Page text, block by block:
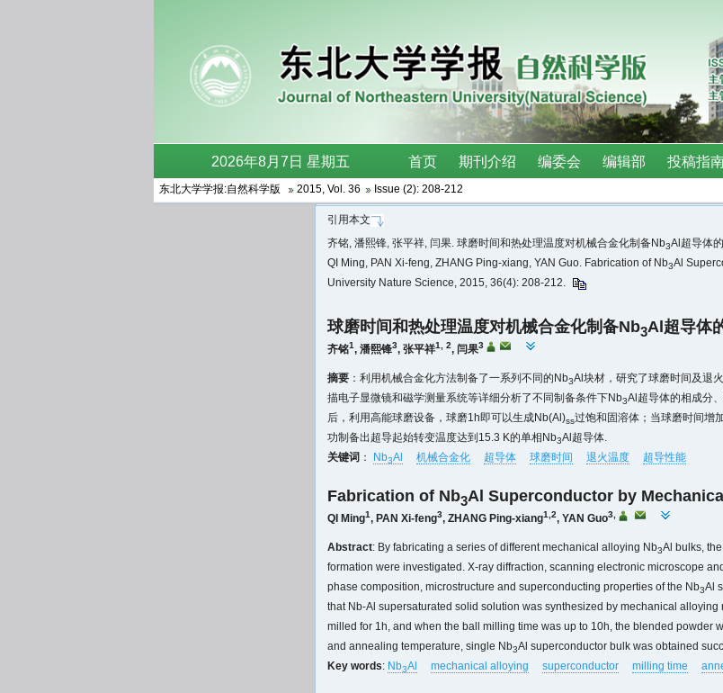
东北大学学报:自然科学版 2015, Vol. 36 Issue (2): 208-212
引用本文
齐铭, 潘熙锋, 张平祥, 闫果. 球磨时间和热处理温度对机械合金化制备Nb3Al超导体
QI Ming, PAN Xi-feng, ZHANG Ping-xiang, YAN Guo. Fabrication of Nb3Al
University Nature Science, 2015, 36(4): 208-212.
球磨时间和热处理温度对机械合金化制备Nb3Al超导体
齐铭1, 潘熙锋3, 张平祥1, 2, 闫果3
摘要 ：利用机械合金化方法制备了一系列不同的Nb3Al块材，研究了球磨时间及退
描电子显微镜和磁学测量系统等详细分析了不同制备条件下Nb3Al超导体的相成分
后，利用高能球磨设备，球磨1h即可以生成Nb(Al)ss过饱和固溶体；当球磨时间增
功制备出超导起始转变温度达到15.3 K的单相Nb3Al超导体.
关键词 ： Nb3Al 机械合金化 超导体 球磨时间 退火温度 超导性能
Fabrication of Nb3Al Superconductor by
QI Ming1, PAN Xi-feng3, ZHANG Ping-xiang1,2, YAN Guo3,
Abstract: By fabricating a series of different mechanical alloying Nb3Al bulks,
formation were investigated. X-ray diffraction, scanning electronic microscope
phase composition, microstructure and superconducting properties of the Nb3Al
that Nb-Al supersaturated solid solution was synthesized by mechanical
milled for 1h, and when the ball milling time was up to 10h, the blended powder
and annealing temperature, single Nb3Al superconductor bulk was obtained
Key words: Nb3Al mechanical alloying superconductor milling time